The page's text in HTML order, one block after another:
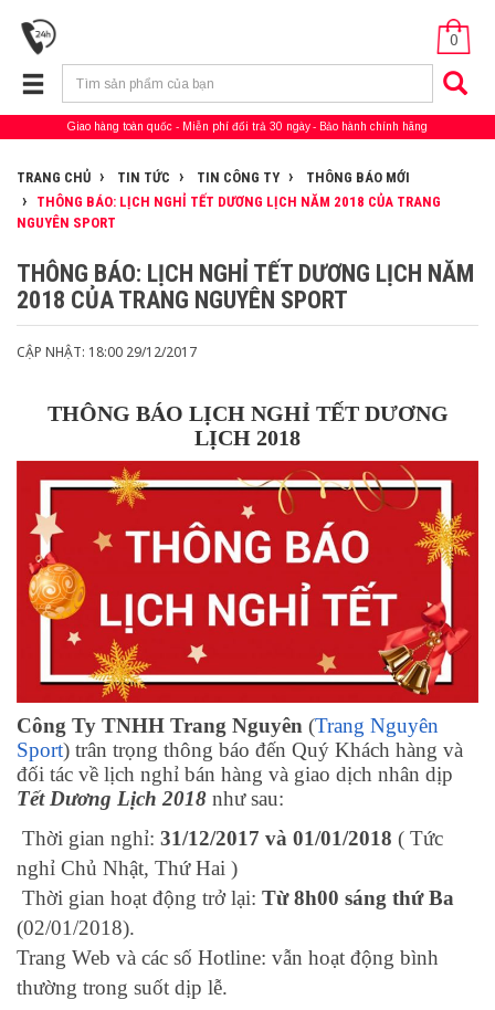
0
Giao hàng toàn quốc Miễn phí đổi trả 30 ngày Bảo hành chính hãng
TRANG CHỦ TIN TỨC TIN CÔNG TY
THÔNG BÁO MỚI
THÔNG BÁO: LỊCH NGHỈ TẾT DƯƠNG LỊCH NĂM 2018 CỦA TRANG
NGUYÊN SPORT
THÔNG BÁO: LỊCH NGHỈ TẾT DƯƠNG LỊCH NĂM
2018 CỦA TRANG NGUYÊN SPORT
CẬP NHẬT: 18:00 29/12/2017
THÔNG BÁO LỊCH NGHỈ TẾT DƯƠNG
LỊCH 2018
Công Ty TNHH Trang Nguyên (Trang Nguyên
Sport) trân trọng thông báo đến Quý Khách hàng và
đối tác về lịch nghỉ bán hàng và giao dịch nhân dịp
Tết Dương Lịch 2018 như sau:
Thời gian nghỉ: 31/12/2017 và 01/01/2018 ( Tức
nghỉ Chủ Nhật, Thứ Hai )
Thời gian hoạt động trở lại: Từ 8h00 sáng thứ Ba
(02/01/2018).
Trang Web và các số Hotline: vẫn hoạt động bình
thường trong suốt dịp lễ.